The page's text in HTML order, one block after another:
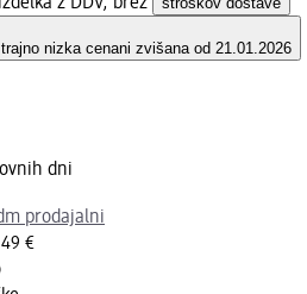
nizka cenani zvišana od 21.01.2026
dni
prodajalni
€